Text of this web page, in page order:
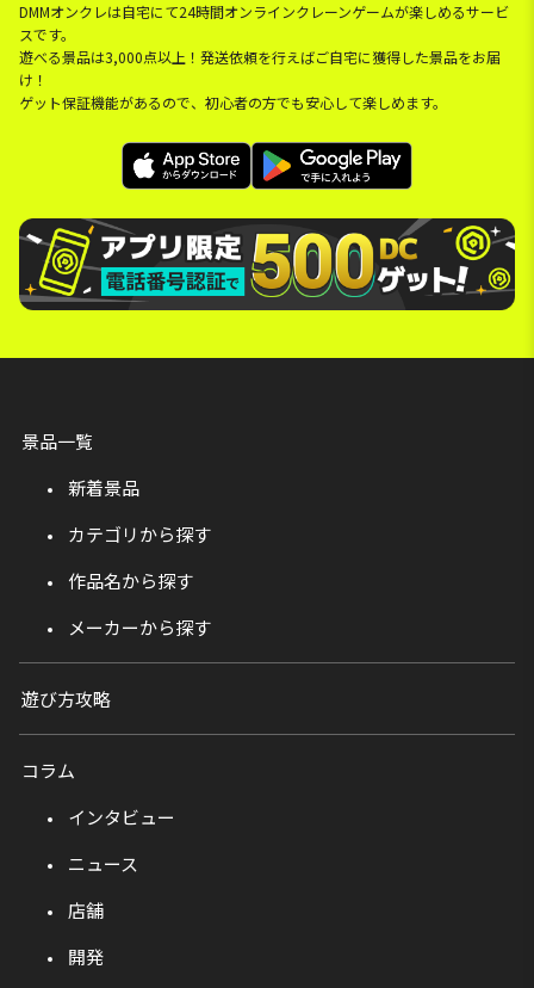
DMMオンクレは自宅にて24時間オンラインクレーンゲームが楽しめるサービ
スです。
遊べる景品は3,000点以上！発送依頼を行えばご自宅に獲得した景品をお届
け！
ゲット保証機能があるので、初心者の方でも安心して楽しめます。
景品一覧
新着景品
カテゴリから探す
作品名から探す
メーカーから探す
遊び方攻略
コラム
インタビュー
ニュース
店舗
開発